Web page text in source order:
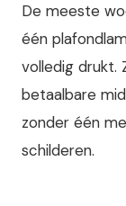
De meeste
één
volledig drukt.
betaalbare
zonder één
schilderen.